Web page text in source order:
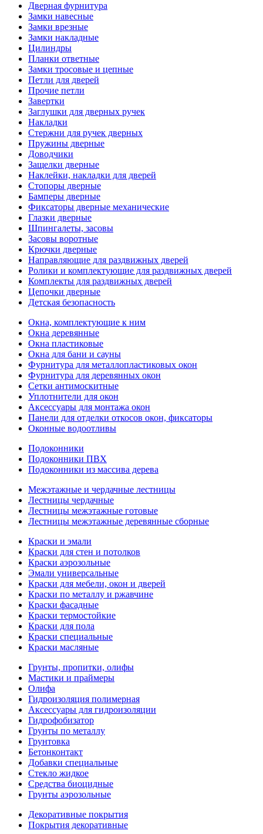
Дверная фурнитура
Замки навесные
Замки врезные
Замки накладные
Цилиндры
Планки ответные
Замки тросовые и цепные
Петли для дверей
Прочие петли
Завертки
Заглушки для дверных ручек
Накладки
Стержни для ручек дверных
Пружины дверные
Доводчики
Защелки дверные
Наклейки, накладки для дверей
Стопоры дверные
Бамперы дверные
Фиксаторы дверные механические
Глазки дверные
Шпингалеты, засовы
Засовы воротные
Крючки дверные
Направляющие для раздвижных дверей
Ролики и комплектующие для раздвижных дверей
Комплекты для раздвижных дверей
Цепочки дверные
Детская безопасность
Окна, комплектующие к ним
Окна деревянные
Окна пластиковые
Окна для бани и сауны
Фурнитура для металлопластиковых окон
Фурнитура для деревянных окон
Сетки антимоскитные
Уплотнители для окон
Аксессуары для монтажа окон
Панели для отделки откосов окон, фиксаторы
Оконные водоотливы
Подоконники
Подоконники ПВХ
Подоконники из массива дерева
Межэтажные и чердачные лестницы
Лестницы чердачные
Лестницы межэтажные готовые
Лестницы межэтажные деревянные сборные
Краски и эмали
Краски для стен и потолков
Краски аэрозольные
Эмали универсальные
Краски для мебели, окон и дверей
Краски по металлу и ржавчине
Краски фасадные
Краски термостойкие
Краски для пола
Краски специальные
Краски масляные
Грунты, пропитки, олифы
Мастики и праймеры
Олифа
Гидроизоляция полимерная
Аксессуары для гидроизоляции
Гидрофобизатор
Грунты по металлу
Грунтовка
Бетонконтакт
Добавки специальные
Стекло жидкое
Средства биоцидные
Грунты аэрозольные
Декоративные покрытия
Покрытия декоративные